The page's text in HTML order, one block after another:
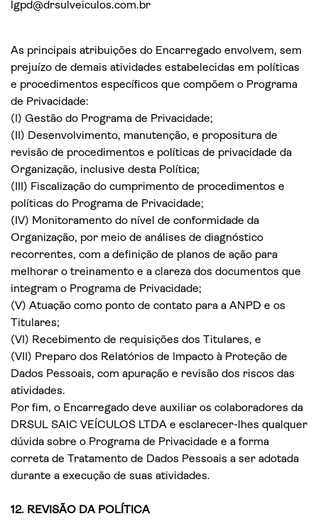
lgpd@drsulveiculos.com.br
As principais atribuições do Encarregado envolvem, sem
prejuízo de demais atividades estabelecidas em políticas
e procedimentos específicos que compõem o Programa
de Privacidade:
(I) Gestão do Programa de Privacidade;
(II) Desenvolvimento, manutenção, e propositura de
revisão de procedimentos e políticas de privacidade da
Organização, inclusive desta Política;
(III) Fiscalização do cumprimento de procedimentos e
políticas do Programa de Privacidade;
(IV) Monitoramento do nível de conformidade da
Organização, por meio de análises de diagnóstico
recorrentes, com a definição de planos de ação para
melhorar o treinamento e a clareza dos documentos que
integram o Programa de Privacidade;
(V) Atuação como ponto de contato para a ANPD e os
Titulares;
(VI) Recebimento de requisições dos Titulares, e
(VII) Preparo dos Relatórios de Impacto à Proteção de
Dados Pessoais, com apuração e revisão dos riscos das
atividades.
Por fim, o Encarregado deve auxiliar os colaboradores da
DRSUL SAIC VEÍCULOS LTDA e esclarecer-lhes qualquer
dúvida sobre o Programa de Privacidade e a forma
correta de Tratamento de Dados Pessoais a ser adotada
durante a execução de suas atividades.
12. REVISÃO DA POLÍTICA